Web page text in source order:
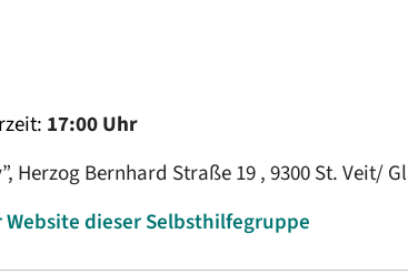
17:00 Uhr
Herzog Bernhard Straße 19 , 9300 St. Veit/
Website dieser Selbsthilfegruppe